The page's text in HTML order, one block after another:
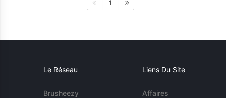
1
Le Réseau
Brusheezy
Liens Du Site
Affaires